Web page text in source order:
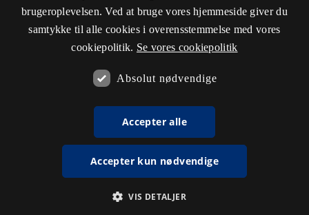
brugeroplevelsen. Ved at bruge vores hjemmeside giver du
samtykke til alle cookies i overensstemmelse med vores
cookiepolitik. Se vores cookiepolitik
Absolut nødvendige
Accepter alle
Accepter kun nødvendige
VIS DETALJER